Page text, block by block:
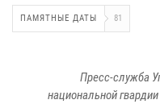
ПАМЯТНЫЕ ДАТЫ 81
Пресс-служба
национальной